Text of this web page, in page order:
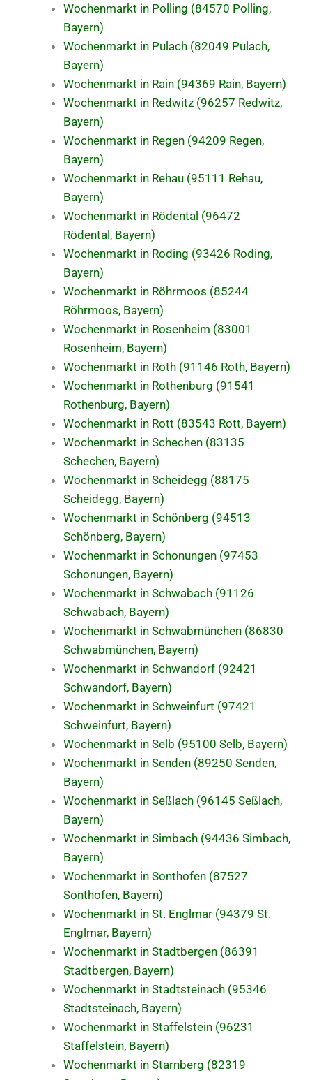
Wochenmarkt in Polling (84570 Polling,
Bayern)
Wochenmarkt in Pulach (82049 Pulach,
Bayern)
Wochenmarkt in Rain (94369 Rain, Bayern)
Wochenmarkt in Redwitz (96257 Redwitz,
Bayern)
Wochenmarkt in Regen (94209 Regen,
Bayern)
Wochenmarkt in Rehau (95111 Rehau,
Bayern)
Wochenmarkt in Rödental (96472
Rödental, Bayern)
Wochenmarkt in Roding (93426 Roding,
Bayern)
Wochenmarkt in Röhrmoos (85244
Röhrmoos, Bayern)
Wochenmarkt in Rosenheim (83001
Rosenheim, Bayern)
Wochenmarkt in Roth (91146 Roth, Bayern)
Wochenmarkt in Rothenburg (91541
Rothenburg, Bayern)
Wochenmarkt in Rott (83543 Rott, Bayern)
Wochenmarkt in Schechen (83135
Schechen, Bayern)
Wochenmarkt in Scheidegg (88175
Scheidegg, Bayern)
Wochenmarkt in Schönberg (94513
Schönberg, Bayern)
Wochenmarkt in Schonungen (97453
Schonungen, Bayern)
Wochenmarkt in Schwabach (91126
Schwabach, Bayern)
Wochenmarkt in Schwabmünchen (86830
Schwabmünchen, Bayern)
Wochenmarkt in Schwandorf (92421
Schwandorf, Bayern)
Wochenmarkt in Schweinfurt (97421
Schweinfurt, Bayern)
Wochenmarkt in Selb (95100 Selb, Bayern)
Wochenmarkt in Senden (89250 Senden,
Bayern)
Wochenmarkt in Seßlach (96145 Seßlach,
Bayern)
Wochenmarkt in Simbach (94436 Simbach,
Bayern)
Wochenmarkt in Sonthofen (87527
Sonthofen, Bayern)
Wochenmarkt in St. Englmar (94379 St.
Englmar, Bayern)
Wochenmarkt in Stadtbergen (86391
Stadtbergen, Bayern)
Wochenmarkt in Stadtsteinach (95346
Stadtsteinach, Bayern)
Wochenmarkt in Staffelstein (96231
Staffelstein, Bayern)
Wochenmarkt in Starnberg (82319